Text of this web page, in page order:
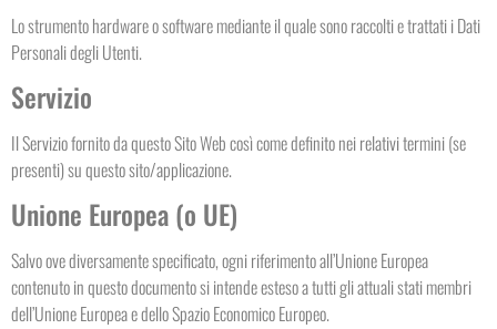
Lo strumento hardware o software mediante il quale sono raccolti e trattati i Dati
Personali degli Utenti.
Servizio
Il Servizio fornito da questo Sito Web così come definito nei relativi termini (se
presenti) su questo sito/applicazione.
Unione Europea (o UE)
Salvo ove diversamente specificato, ogni riferimento all’Unione Europea
contenuto in questo documento si intende esteso a tutti gli attuali stati membri
dell’Unione Europea e dello Spazio Economico Europeo.